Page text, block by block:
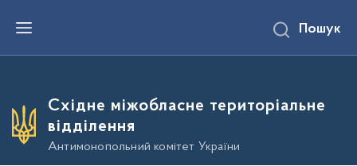
е
о
о
Пошук
Східне міжобласне територіальне
відділення
Антимонопольний комітет України